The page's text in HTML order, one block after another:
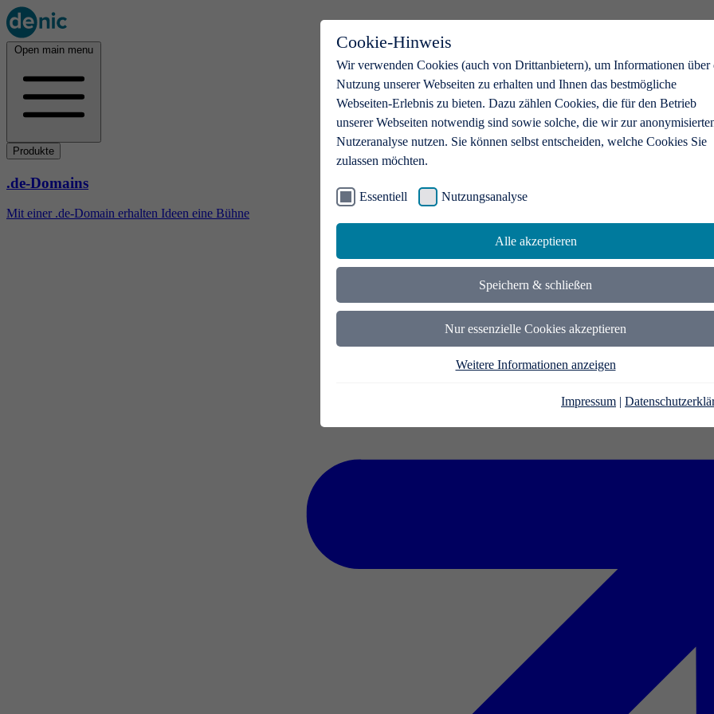
Cookie-Hinweis
Wir verwenden Cookies (auch von Drittanbietern), um Informationen über
Nutzung unserer Webseiten zu erhalten und Ihnen das bestmögliche
Webseiten-Erlebnis zu bieten. Dazu zählen Cookies, die für den Betrieb
unserer Webseiten notwendig sind sowie solche, die wir zur
Nutzeranalyse nutzen. Sie können selbst entscheiden, welche Cookies Sie
zulassen möchten.
Essentiell Nutzungsanalyse
Alle akzeptieren
Speichern & schließen
Nur essenzielle Cookies akzeptieren
Weitere Informationen anzeigen
Impressum |
Open main menu
Produkte
.de-Domains
Mit einer .de-Domain erhalten Ideen eine Bühne